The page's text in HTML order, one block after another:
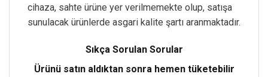
cihaza, sahte ürüne yer verilmemekte olup, satışa
sunulacak ürünlerde asgari kalite şartı aranmaktadır.
Sıkça Sorulan Sorular
Ürünü satın aldıktan sonra hemen tüketebilir